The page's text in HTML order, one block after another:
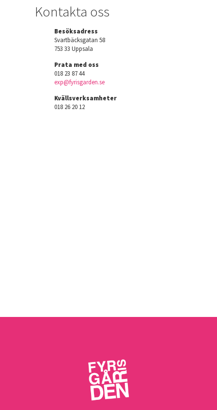
Kontakta oss
Besöksadress
Svartbäcksgatan 58
753 33 Uppsala
Prata med oss
018 23 87 44
exp@fyrisgarden.se
Kvällsverksamheter
018 26 20 12